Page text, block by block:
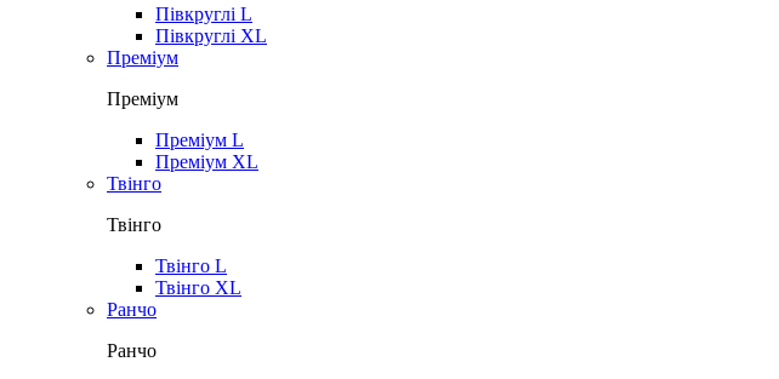
Півкруглі L
Півкруглі XL
Преміум
Преміум
Преміум L
Преміум XL
Твінго
Твінго
Твінго L
Твінго XL
Ранчо
Ранчо